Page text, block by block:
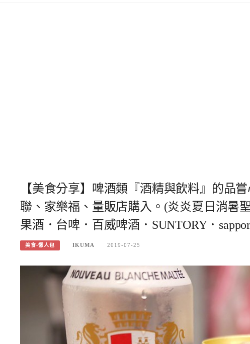
【美食分享】啤酒類『酒精與飲料』的品
聯、家樂福、量販店購入。(炎炎夏日消暑
果酒．台啤．百威啤酒．SUNTORY．
美食-懶人包 IKUMA 2019-07-25